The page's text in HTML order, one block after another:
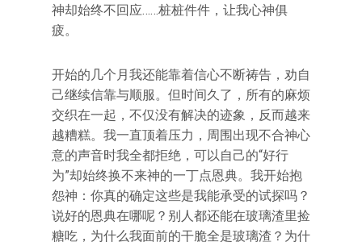
神却始终不回应……桩桩件件，让我心神俱
疲。
开始的几个月我还能靠着信心不断祷告，劝自
己继续信靠与顺服。但时间久了，所有的麻烦
交织在一起，不仅没有解决的迹象，反而越来
越糟糕。我一直顶着压力，周围出现不合神心
意的声音时我全都拒绝，可以自己的“好行
为”却始终换不来神的一丁点恩典。我开始抱
怨神：你真的确定这些是我能承受的试探吗？
说好的恩典在哪呢？别人都还能在玻璃渣里捡
糖吃，为什么我面前的干脆全是玻璃渣？为什